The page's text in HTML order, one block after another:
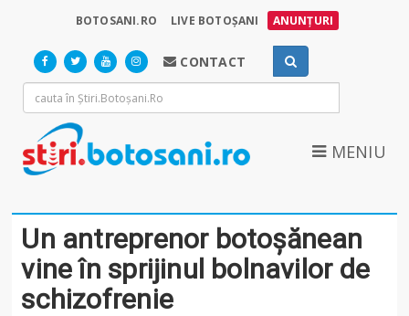
BOTOSANI.RO LIVE BOTOȘANI ANUNȚURI
CONTACT
MENIU
Un antreprenor botoșănean
vine în sprijinul bolnavilor de
schizofrenie